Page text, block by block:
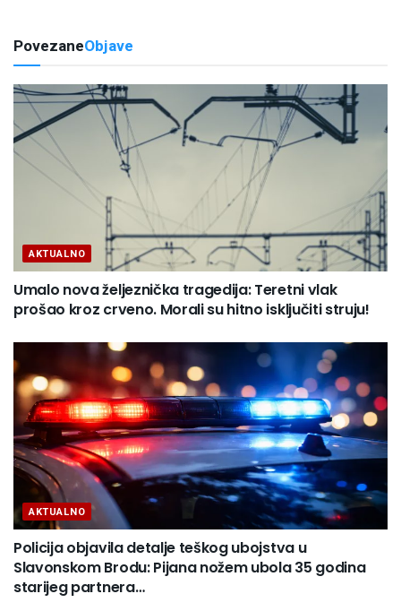
PovezaneObjave
AKTUALNO
Umalo nova željeznička tragedija: Teretni vlak
prošao kroz crveno. Morali su hitno isključiti struju!
AKTUALNO
Policija objavila detalje teškog ubojstva u
Slavonskom Brodu: Pijana nožem ubola 35 godina
starijeg partnera…